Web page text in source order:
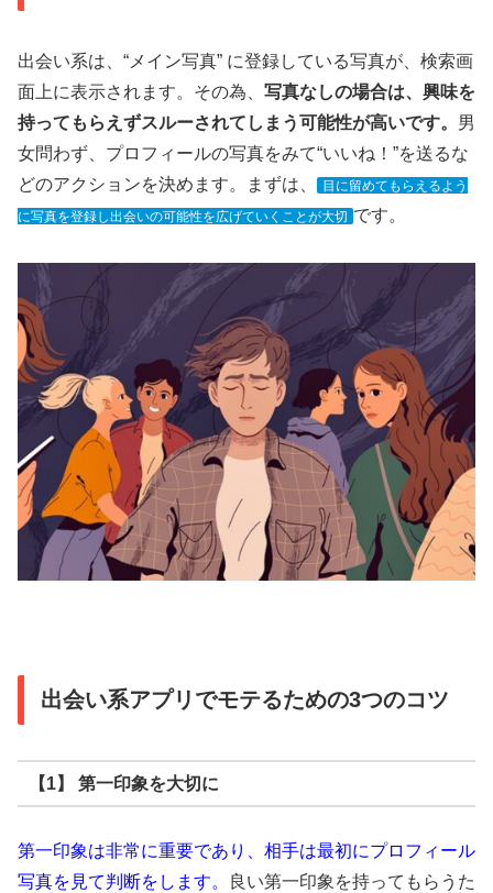
出会い系は、“メイン写真” に登録している写真が、検索画
面上に表示されます。その為、 写真なしの場合は、興味を
持ってもらえずスルーされてしまう可能性が高いです。 男
女問わず、プロフィールの写真をみて“いいね！”を送るな
どのアクションを決めます。まずは、
目に留めてもらえるよう
に写真を登録し出会いの可能性を広げていくことが大切 です。
出会い系アプリでモテるための3つのコツ
【1】 第一印象を大切に
第一印象は非常に重要であり、相手は最初にプロフィール
写真を見て判断をします。
良い第一印象を持ってもらうた